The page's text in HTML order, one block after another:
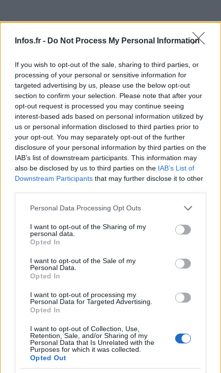
Infos.fr - Do Not Process My Personal Information
If you wish to opt-out of the sale, sharing to third parties, or
processing of your personal or sensitive information for
targeted advertising by us, please use the below opt-out
section to confirm your selection. Please note that after your
opt-out request is processed you may continue seeing
interest-based ads based on personal information utilized by
us or personal information disclosed to third parties prior to
your opt-out. You may separately opt-out of the further
disclosure of your personal information by third parties on the
IAB’s list of downstream participants. This information may
also be disclosed by us to third parties on the IAB’s List of
Downstream Participants that may further disclose it to other
Please note that this website/app uses one or more Google
not limited to your visit or usage behaviour. You may click to
grant or deny consent to Google and its third-party tags to
use your data for below specified purposes in below Google
consent section.
Personal Data Processing Opt Outs
I want to opt-out of the Sharing of my
personal data.
Opted In
I want to opt-out of the Sale of my
Personal Data.
Opted In
I want to opt-out of processing my
Personal Data for Targeted Advertising.
Opted In
I want to opt-out of Collection, Use,
Retention, Sale, and/or Sharing of my
Personal Data that Is Unrelated with the
Purposes for which it was collected.
Opted Out
AUTEUR
Infos.fr Unit
À lire aussi